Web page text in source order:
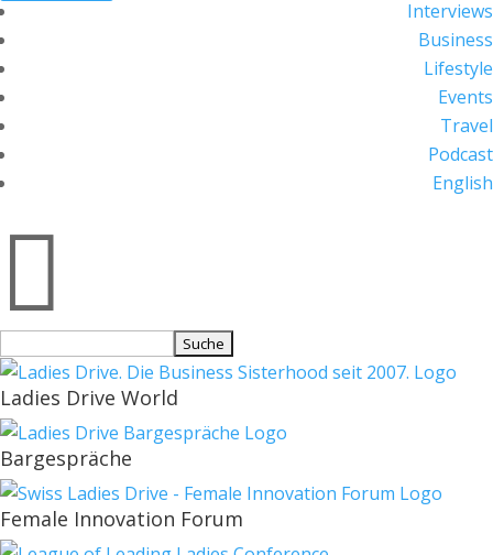
Interviews
Business
Lifestyle
Events
Travel
Podcast
English

nach:
Ladies Drive World
Bargespräche
Female Innovation Forum